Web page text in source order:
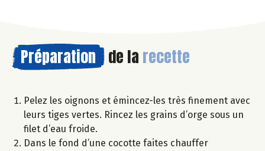
Préparation de la recette
Pelez les oignons et émincez-les très finement avec
leurs tiges vertes. Rincez les grains d’orge sous un
filet d’eau froide.
Dans le fond d’une cocotte faites chauffer